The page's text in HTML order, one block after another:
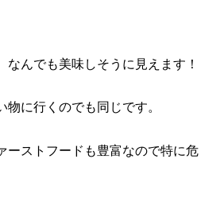
なんでも美味しそうに見えます！
物に行くのでも同じです。
ーストフードも豊富なので特に危